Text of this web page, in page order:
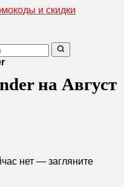
и скидки
на Август
нет — загляните